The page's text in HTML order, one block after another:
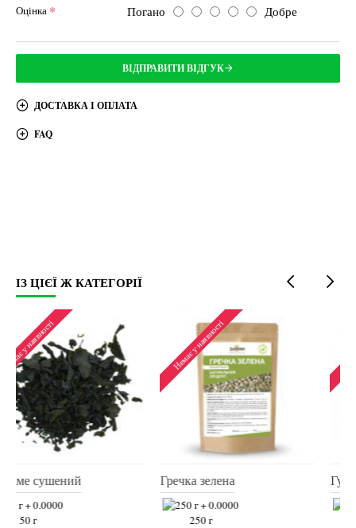
Оцінка Погано Добре
ВІДПРАВИТИ ВІДГУК
ДОСТАВКА І ОПЛАТА
FAQ
ІЗ ЦІЄЇ Ж КАТЕГОРІЇ
Немає у наявності
Гречка зелена
Немає у наявності
Гуарана порошок